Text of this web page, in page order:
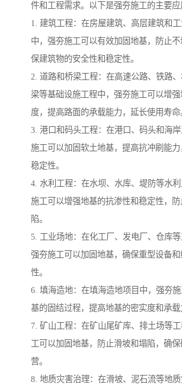
件和工程需求。以下是强夯施工的主要应
1. 建筑工程：在房屋建筑、高层建筑和
中，强夯施工可以有效加固地基，防止
保建筑物的安全性和稳定性。
2. 道路和桥梁工程：在高速公路、铁路
梁等基础设施工程中，强夯施工可以增
度，提高路面的承载能力，延长使用寿命
3. 港口和码头工程：在港口、码头和海
施工可以加固软土地基，提高抗冲刷能
稳定性。
4. 水利工程：在水坝、水库、堤防等水
施工可以增强地基的抗渗性和稳定性，
陷。
5. 工业场地：在化工厂、发电厂、仓库等
强夯施工可以加固地基，确保重型设备
性。
6. 填海造地：在填海造地项目中，强夯
基的固结过程，提高地基的密实度和承载
7. 矿山工程：在矿山尾矿库、排土场等
工可以加固地基，防止滑坡和塌陷，确
营。
8. 地质灾害治理：在滑坡、泥石流等地